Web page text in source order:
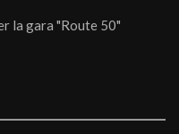
la gara "Route 50"